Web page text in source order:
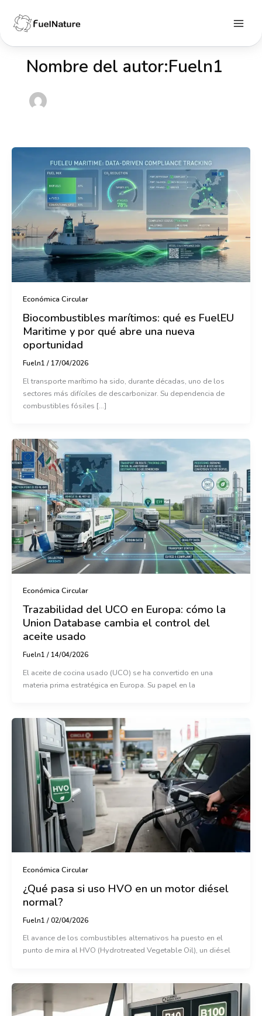
contenido
Main
Nombre del autor:Fueln1
Económica Circular
Biocombustibles marítimos: qué es FuelEU
Maritime y por qué abre una nueva
oportunidad
Fueln1 / 17/04/2026
El transporte marítimo ha sido, durante décadas, uno de los
sectores más difíciles de descarbonizar. Su dependencia de
combustibles fósiles […]
Económica Circular
Trazabilidad del UCO en Europa: cómo la
Union Database cambia el control del
aceite usado
Fueln1 / 14/04/2026
El aceite de cocina usado (UCO) se ha convertido en una
materia prima estratégica en Europa. Su papel en la
Económica Circular
¿Qué pasa si uso HVO en un motor diésel
normal?
Fueln1 /02/04/2026
El avance de los combustibles alternativos ha puesto en el
punto de mira al HVO (Hydrotreated Vegetable Oil), un diésel